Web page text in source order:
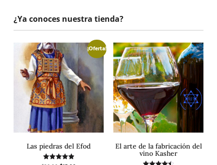
¿Ya conoces nuestra tienda?
¡Oferta!
Las piedras del Efod
El arte de la fabricación del
vino Kasher